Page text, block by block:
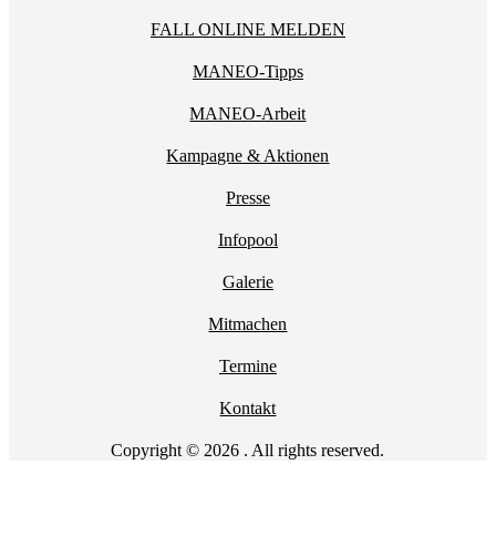
FALL ONLINE MELDEN
MANEO-Tipps
MANEO-Arbeit
Kampagne & Aktionen
Presse
Infopool
Galerie
Mitmachen
Termine
Kontakt
Copyright © 2026 . All rights reserved.